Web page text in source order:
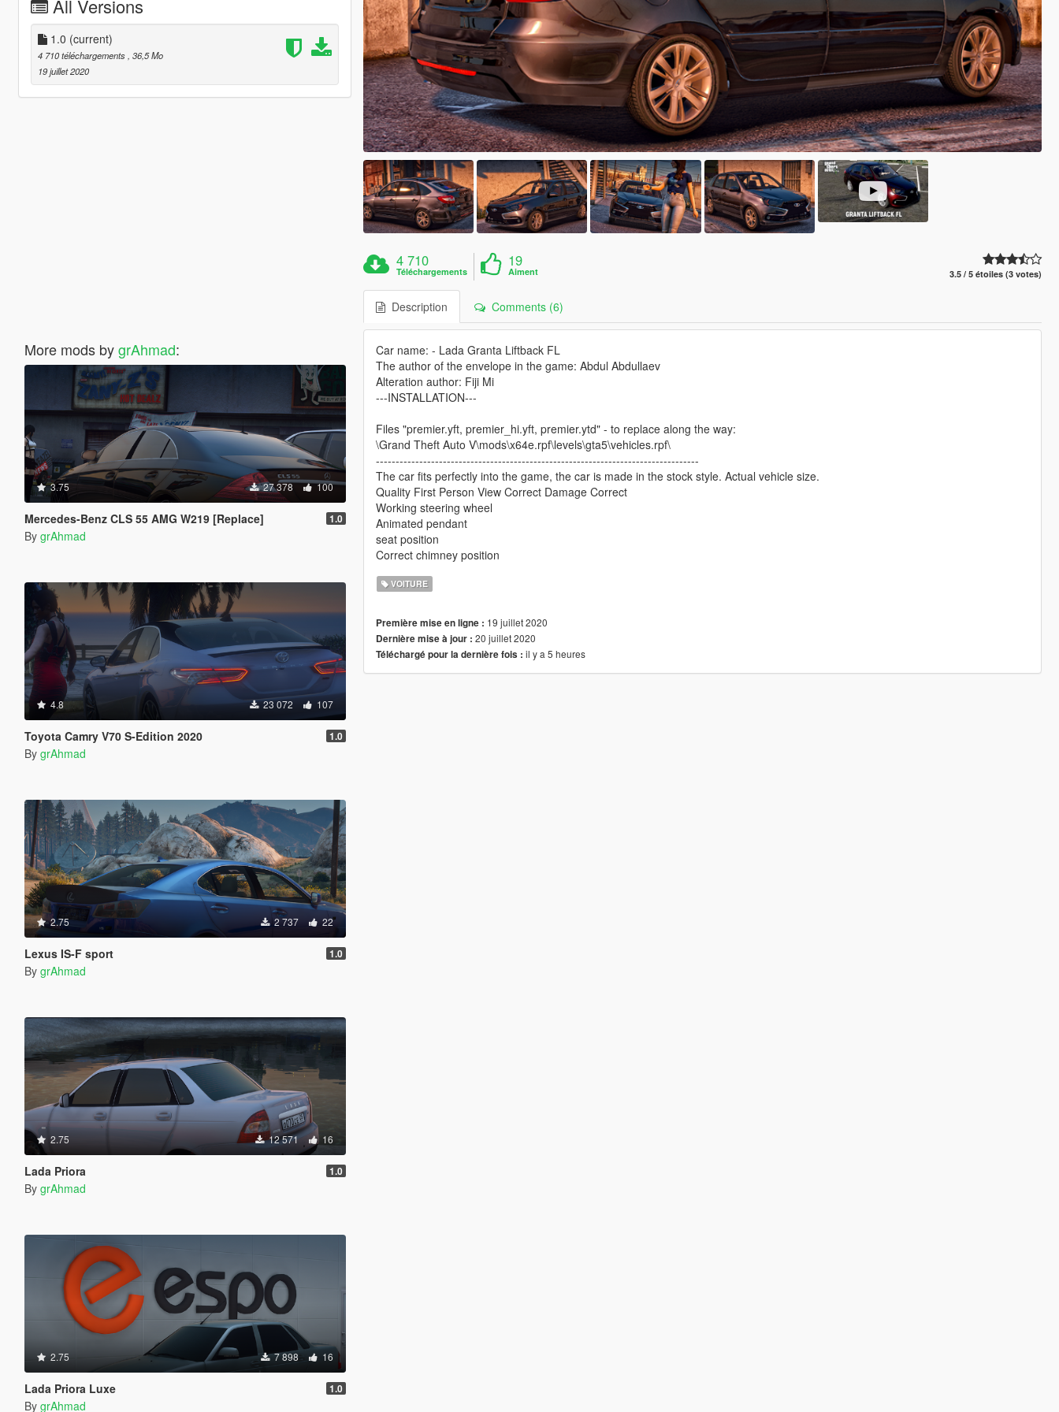
All Versions
1.0 (current)
4 710 téléchargements , 36,5 Mo
19 juillet 2020
More mods bygrAhmad:
3.75 27 378 100
Mercedes-Benz CLS 55 AMG W219 [Replace] 1.0
By grAhmad
4.8 23 072 107
Toyota Camry V70 S-Edition 2020 1.0
By grAhmad
2.75 2 737 22
Lexus IS-F sport 1.0
By grAhmad
2.75 12 571 16
Lada Priora 1.0
By grAhmad
2.75 7 898 16
Lada Priora Luxe 1.0
By grAhmad
4 710
Téléchargements
19
Aiment 3.5 / 5 étoiles (3 votes)
Description Comments (6)
Car name: - Lada Granta Liftback FL
The author of the envelope in the game: Abdul Abdullaev
Alteration author: Fiji Mi
---INSTALLATION---
Files "premier.yft, premier_hi.yft, premier.ytd" - to replace along the way:
\Grand Theft Auto V\mods\x64e.rpf\levels\gta5\vehicles.rpf\
----------------------------------------------------------------------------------
The car fits perfectly into the game, the car is made in the stock style. Actual vehicle size.
Quality First Person View Correct Damage Correct
Working steering wheel
Animated pendant
seat position
Correct chimney position
VOITURE
Première mise en ligne : 19 juillet 2020
Dernière mise à jour : 20 juillet 2020
Téléchargé pour la dernière fois : il y a 5 heures